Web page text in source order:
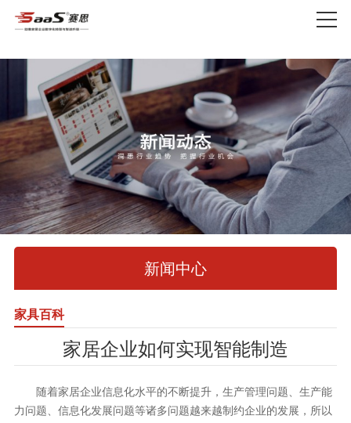
新闻中心
家具百科
家居企业如何实现智能制造
随着家居企业信息化水平的不断提升，生产管理问题、生产能
力问题、信息化发展问题等诸多问题越来越制约企业的发展，所以